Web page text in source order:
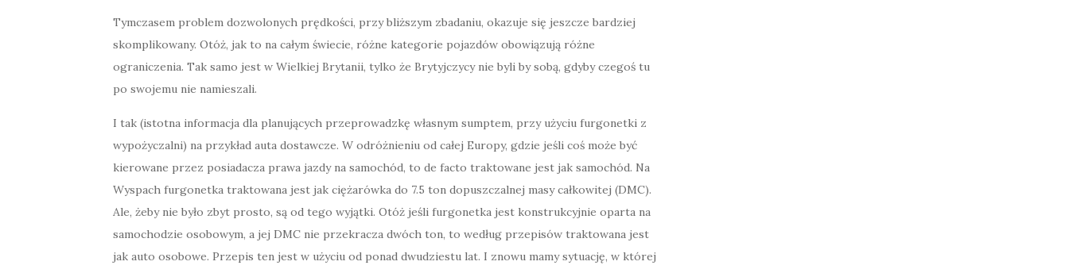
Tymczasem problem dozwolonych prędkości, przy bliższym zbadaniu, okazuje się jeszcze bardziej
skomplikowany. Otóż, jak to na całym świecie, różne kategorie pojazdów obowiązują różne
ograniczenia. Tak samo jest w Wielkiej Brytanii, tylko że Brytyjczycy nie byli by sobą, gdyby czegoś tu
po swojemu nie namieszali.
I tak (istotna informacja dla planujących przeprowadzkę własnym sumptem, przy użyciu furgonetki z
wypożyczalni) na przykład auta dostawcze. W odróżnieniu od całej Europy, gdzie jeśli coś może być
kierowane przez posiadacza prawa jazdy na samochód, to de facto traktowane jest jak samochód. Na
Wyspach furgonetka traktowana jest jak ciężarówka do 7.5 ton dopuszczalnej masy całkowitej (DMC).
Ale, żeby nie było zbyt prosto, są od tego wyjątki. Otóż jeśli furgonetka jest konstrukcyjnie oparta na
samochodzie osobowym, a jej DMC nie przekracza dwóch ton, to według przepisów traktowana jest
jak auto osobowe. Przepis ten jest w użyciu od ponad dwudziestu lat. I znowu mamy sytuację, w której